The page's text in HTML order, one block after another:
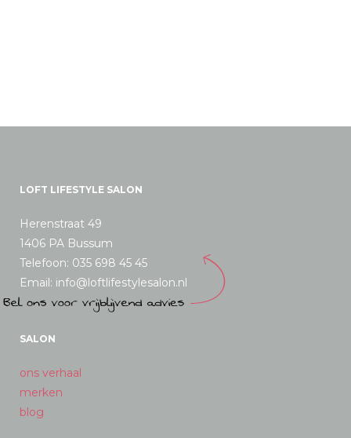
LOFT LIFESTYLE SALON
Herenstraat 49
1406 PA Bussum
Telefoon: 035 698 45 45
Email: info@loftlifestylesalon.nl
SALON
ons verhaal
merken
blog